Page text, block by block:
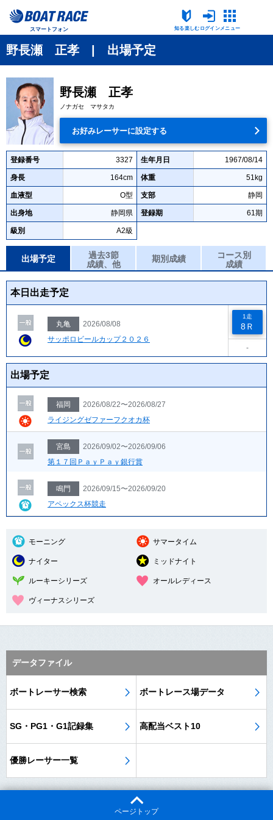
スマートフォン 知る楽しむ ログインメニュー
野長瀬 正孝 | 出場予定
野長瀬 正孝
ノナガセ マサタカ
お好みレーサーに設定する
登録番号 3327 生年月日 1967/08/14
身長 164cm 体重 51kg
血液型 O型 支部 静岡
出身地 静岡県 登録期 61期
級別 A2級
出場予定
過去3節
成績、他
期別成績
コース別
成績
本日出走予定
丸亀
2026/08/08
サッポロビールカップ２０２６
1走
8Ｒ
-
出場予定
福岡
2026/08/22〜2026/08/27
ライジングゼファーフクオカ杯
宮島
2026/09/02〜2026/09/06
第１７回ＰａｙＰａｙ銀行賞
鳴門
2026/09/15〜2026/09/20
アペックス杯競走
モーニング サマータイム
ナイター ミッドナイト
ルーキーシリーズ オールレディース
ヴィーナスシリーズ
データファイル
ボートレーサー検索 ボートレース場データ
SG・PG1・G1記録集 高配当ベスト10
優勝レーサー一覧
ページトップ